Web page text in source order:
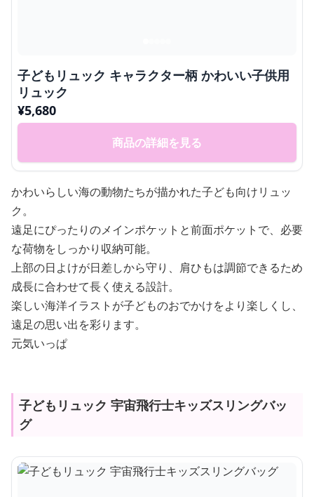
子どもリュック キャラクター柄 かわいい子供用
リュック
¥5,680
商品の詳細を見る
かわいらしい海の動物たちが描かれた子ども向けリュッ
ク。
遠足にぴったりのメインポケットと前面ポケットで、必要
な荷物をしっかり収納可能。
上部の日よけが日差しから守り、肩ひもは調節できるため
成長に合わせて長く使える設計。
楽しい海洋イラストが子どものおでかけをより楽しくし、
遠足の思い出を彩ります。
元気いっぱ
子どもリュック 宇宙飛行士キッズスリングバッ
グ